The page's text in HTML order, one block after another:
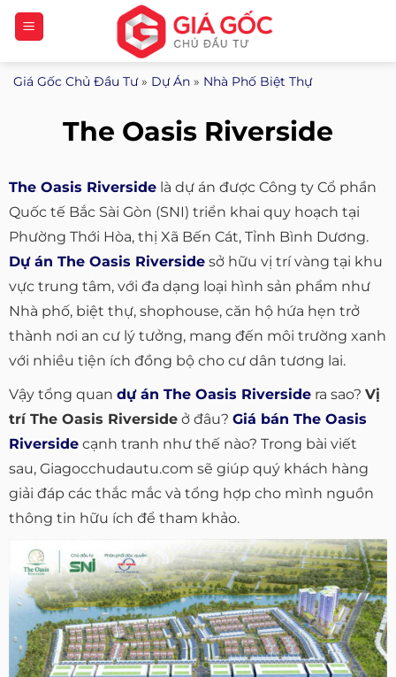
Bỏ
qua
nội
dung
Giá Gốc Chủ Đầu Tư» Dự Án » Nhà Phố Biệt Thự
The Oasis Riverside
The Oasis Riverside là dự án được Công ty Cổ phần
Quốc tế Bắc Sài Gòn (SNI) triển khai quy hoạch tại
Phường Thới Hòa, thị Xã Bến Cát, Tỉnh Bình Dương.
Dự án The Oasis Riverside sở hữu vị trí vàng tại khu
vực trung tâm, với đa dạng loại hình sản phẩm như
Nhà phố, biệt thự, shophouse, căn hộ hứa hẹn trở
thành nơi an cư lý tưởng, mang đến môi trường xanh
với nhiều tiện ích đồng bộ cho cư dân tương lai.
Vậy tổng quan dự án The Oasis Riverside ra sao? Vị
trí The Oasis Riverside ở đâu? Giá bán The Oasis
Riverside cạnh tranh như thế nào? Trong bài viết
sau, Giagocchudautu.com sẽ giúp quý khách hàng
giải đáp các thắc mắc và tổng hợp cho mình nguồn
thông tin hữu ích để tham khảo.